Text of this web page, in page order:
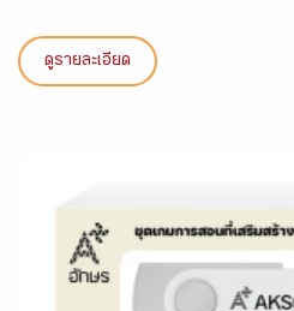
ดูรายละเอียด